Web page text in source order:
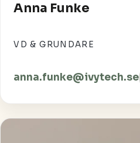
Anna Funke
VD & GRUNDARE
anna.funke@ivytech.se